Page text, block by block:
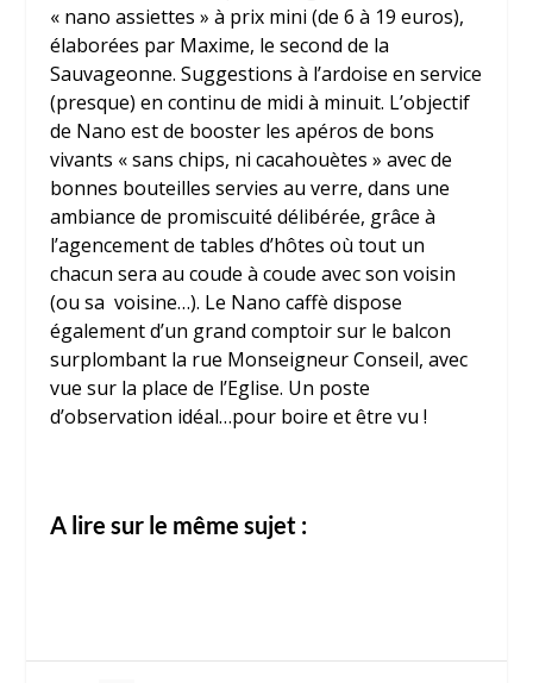
« nano assiettes » à prix mini (de 6 à 19 euros),
élaborées par Maxime, le second de la
Sauvageonne. Suggestions à l’ardoise en service
(presque) en continu de midi à minuit. L’objectif
de Nano est de booster les apéros de bons
vivants « sans chips, ni cacahouètes » avec de
bonnes bouteilles servies au verre, dans une
ambiance de promiscuité délibérée, grâce à
l’agencement de tables d’hôtes où tout un
chacun sera au coude à coude avec son voisin
(ou sa voisine…). Le Nano caffè dispose
également d’un grand comptoir sur le balcon
surplombant la rue Monseigneur Conseil, avec
vue sur la place de l’Eglise. Un poste
d’observation idéal…pour boire et être vu !
A lire sur le même sujet :